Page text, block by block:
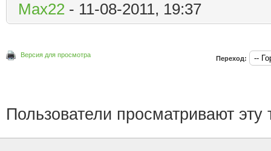
Мах22 - 11-08-2011, 19:37
Версия для просмотра Переход:
Пользователи просматривают эту